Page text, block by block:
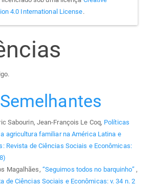
4.0 International License.
Sabourin, Jean-François Le Coq, Políticas
agricultura familiar na América Latina e
Revista de Ciências Sociais e Econômicas:
Magalhães, “Seguimos todos no barquinho” ,
de Ciências Sociais e Econômicas: v. 34 n. 2